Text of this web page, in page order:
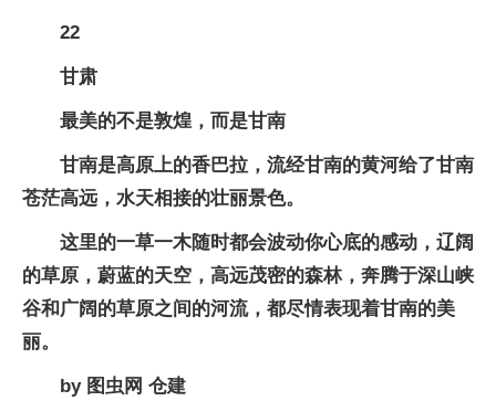
22
甘肃
最美的不是敦煌，而是甘南
甘南是高原上的香巴拉，流经甘南的黄河给了甘南
苍茫高远，水天相接的壮丽景色。
这里的一草一木随时都会波动你心底的感动，辽阔
的草原，蔚蓝的天空，高远茂密的森林，奔腾于深山峡
谷和广阔的草原之间的河流，都尽情表现着甘南的美
丽。
by 图虫网 仓建